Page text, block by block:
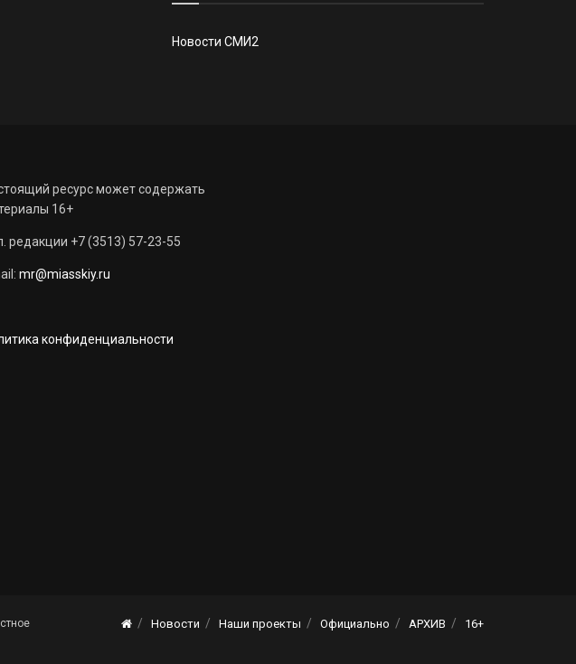
Новости СМИ2
ресурс может содержать
16+
редакции +7 (3513) 57-23-55
mr@miasskiy.ru
конфиденциальности
Новости Наши проекты Официально АРХИВ 16+